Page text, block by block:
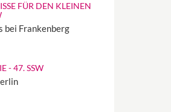
FÜR DEN KLEINEN
bei Frankenberg
- 47. SSW